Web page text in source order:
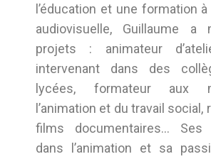
l’éducation et une formation
audiovisuelle, Guillaume a
projets : animateur
intervenant dans des
lycées, formateur aux
l’animation et du travail social,
films documentaires… Ses
dans l’animation et sa